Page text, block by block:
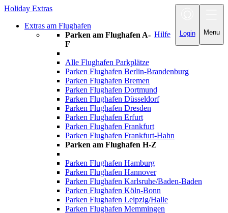
Menu
Login
Hilfe
Holiday Extras
Extras am Flughafen
Parken am Flughafen A-
F
Alle Flughafen Parkplätze
Parken Flughafen Berlin-Brandenburg
Parken Flughafen Bremen
Parken Flughafen Dortmund
Parken Flughafen Düsseldorf
Parken Flughafen Dresden
Parken Flughafen Erfurt
Parken Flughafen Frankfurt
Parken Flughafen Frankfurt-Hahn
Parken am Flughafen H-Z
Parken Flughafen Hamburg
Parken Flughafen Hannover
Parken Flughafen Karlsruhe/Baden-Baden
Parken Flughafen Köln-Bonn
Parken Flughafen Leipzig/Halle
Parken Flughafen Memmingen